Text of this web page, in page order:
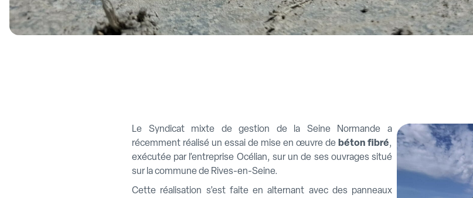
Le Syndicat mixte de gestion de la Seine Normande a
récemment réalisé un essai de mise en œuvre de béton fibré,
exécutée par l’entreprise Océlian, sur un de ses ouvrages situé
sur la commune de Rives-en-Seine.
Cette réalisation s’est faite en alternant avec des panneaux